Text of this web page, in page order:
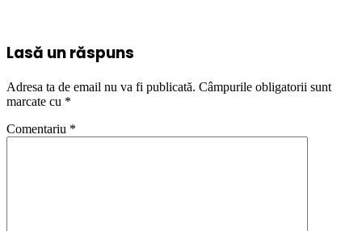
Lasă un răspuns
Adresa ta de email nu va fi publicată. Câmpurile obligatorii sunt
marcate cu *
Comentariu *